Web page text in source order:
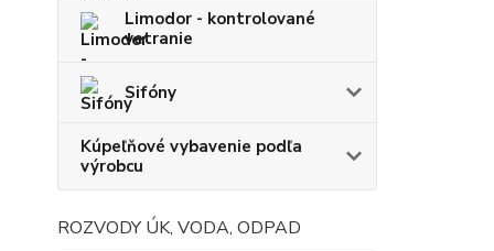
Limodor - kontrolované
vetranie
Sifóny
Kúpeľňové vybavenie podľa
výrobcu
ROZVODY ÚK, VODA, ODPAD